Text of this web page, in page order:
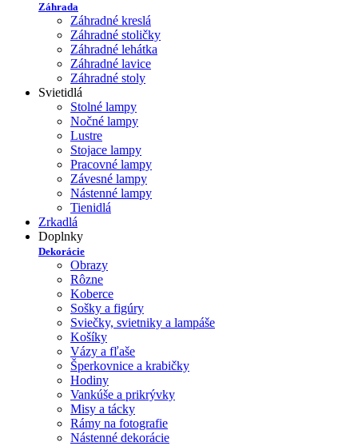
Záhrada
Záhradné kreslá
Záhradné stoličky
Záhradné lehátka
Záhradné lavice
Záhradné stoly
Svietidlá
Stolné lampy
Nočné lampy
Lustre
Stojace lampy
Pracovné lampy
Závesné lampy
Nástenné lampy
Tienidlá
Zrkadlá
Doplnky
Dekorácie
Obrazy
Rôzne
Koberce
Sošky a figúry
Sviečky, svietniky a lampáše
Košíky
Vázy a fľaše
Šperkovnice a krabičky
Hodiny
Vankúše a prikrývky
Misy a tácky
Rámy na fotografie
Nástenné dekorácie